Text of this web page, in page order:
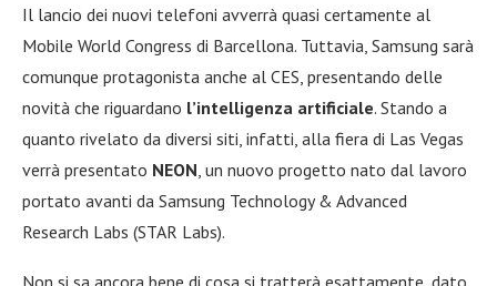
Il lancio dei nuovi telefoni avverrà quasi certamente al
Mobile World Congress di Barcellona. Tuttavia, Samsung sarà
comunque protagonista anche al CES, presentando delle
novità che riguardano l’intelligenza artificiale. Stando a
quanto rivelato da diversi siti, infatti, alla fiera di Las Vegas
verrà presentato NEON, un nuovo progetto nato dal lavoro
portato avanti da Samsung Technology & Advanced
Research Labs (STAR Labs).
Non si sa ancora bene di cosa si tratterà esattamente, dato